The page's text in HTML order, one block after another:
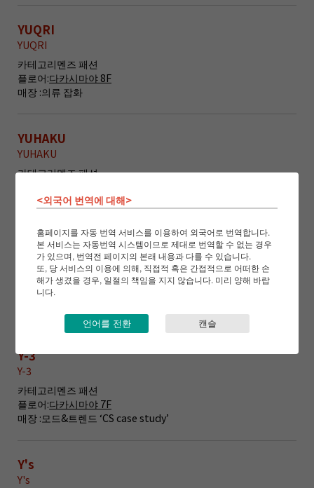
YUQRI
YUQRI
카테고리멘즈 패션
플로어:다카시마야 8F
매장 :의류 잡화
YUHAKU
YUHAKU
카테고리멘즈 패션
매장 :가죽 소품 지갑
YOKU MOKU
YOKU MOKU
카테고리구르메
플로어:다카시마야 B1F
Y-3
Y-3
카테고리멘즈 패션
플로어:다카시마야 7F
매장 :모드&트렌드 ‘CS case study’
Y's
Y's
<외국어 번역에 대해>
홈페이지를 자동 번역 서비스를 이용하여 외국어로 번역합니다.
본 서비스는 자동번역 시스템이므로 제대로 번역할 수 없는 경우
가 있으며, 번역전 페이지의 본래 내용과 다를 수 있습니다.
또, 당 서비스의 이용에 의해, 직접적 혹은 간접적으로 어떠한 손
해가 생겼을 경우, 일절의 책임을 지지 않습니다. 미리 양해 바랍
니다.
언어를 전환 캔슬